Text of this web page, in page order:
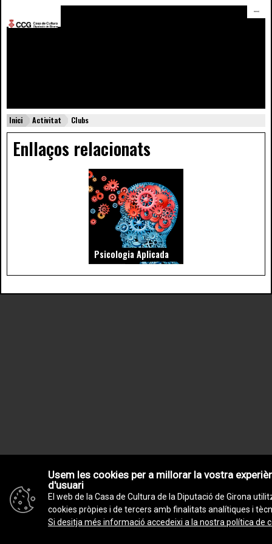
menú
Inici Activitat Clubs
Enllaços relacionats
Psicologia Aplicada
Usem les cookies per a millorar la vostra
d'usuari
El web de la Casa de Cultura de la Diputació de Girona
cookies pròpies i de tercers amb finalitats analítiques i
Si desitja més informació accedeixi a la nostra política de